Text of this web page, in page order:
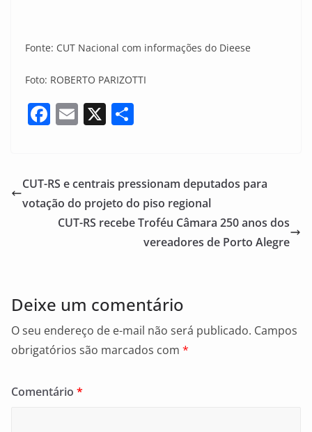
Fonte: CUT Nacional com informações do Dieese
Foto: ROBERTO PARIZOTTI
F
e
b
o
E
l
X
e
CUT-RS e centrais pressionam deputados para
votação do projeto do piso regional
CUT-RS recebe Troféu Câmara 250 anos dos
vereadores de Porto Alegre
Deixe um comentário
O seu endereço de e-mail não será publicado. Campos
obrigatórios são marcados com *
Comentário *